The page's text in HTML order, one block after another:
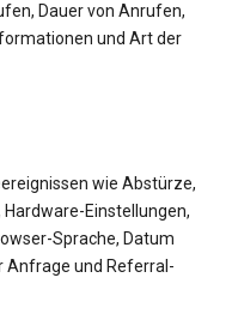
Dauer von Anrufen,
und Art der
wie Abstürze,
Einstellungen,
Sprache, Datum
Anfrage und Referral-